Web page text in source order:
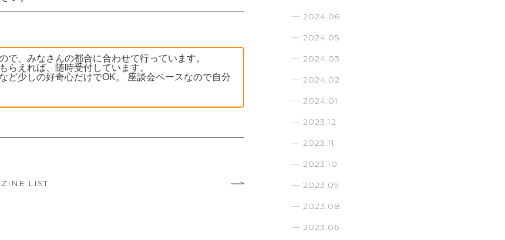
、みなさんの都合に合わせて行っています。
らえれば、随時受付しています。
ど少しの好奇心だけでOK。 座談会ベースなので自分
LIST
2024.06
2024.05
2024.03
2024.02
2024.01
2023.12
2023.11
2023.10
2023.09
2023.08
2023.06